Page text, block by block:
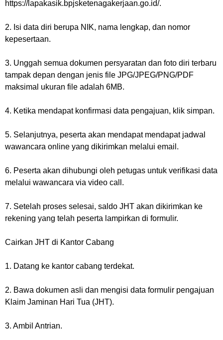
https://lapakasik.bpjsketenagakerjaan.go.id/.
2. Isi data diri berupa NIK, nama lengkap, dan nomor
kepesertaan.
3. Unggah semua dokumen persyaratan dan foto diri terbaru
tampak depan dengan jenis file JPG/JPEG/PNG/PDF
maksimal ukuran file adalah 6MB.
4. Ketika mendapat konfirmasi data pengajuan, klik simpan.
5. Selanjutnya, peserta akan mendapat mendapat jadwal
wawancara online yang dikirimkan melalui email.
6. Peserta akan dihubungi oleh petugas untuk verifikasi data
melalui wawancara via video call.
7. Setelah proses selesai, saldo JHT akan dikirimkan ke
rekening yang telah peserta lampirkan di formulir.
Cairkan JHT di Kantor Cabang
1. Datang ke kantor cabang terdekat.
2. Bawa dokumen asli dan mengisi data formulir pengajuan
Klaim Jaminan Hari Tua (JHT).
3. Ambil Antrian.